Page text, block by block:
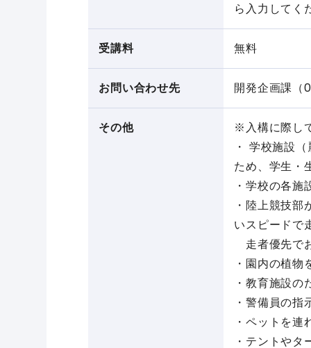
ら入力してく
受講料 無料
お問い合わせ先 開発企画課
その他
※入構に際し
・ 学校施設
ため、学生・
・学校の各
・陸上競技
いスピードで
走者優先で
・園内の植
・教育施設
・警備員の
・ペットを
・テントや